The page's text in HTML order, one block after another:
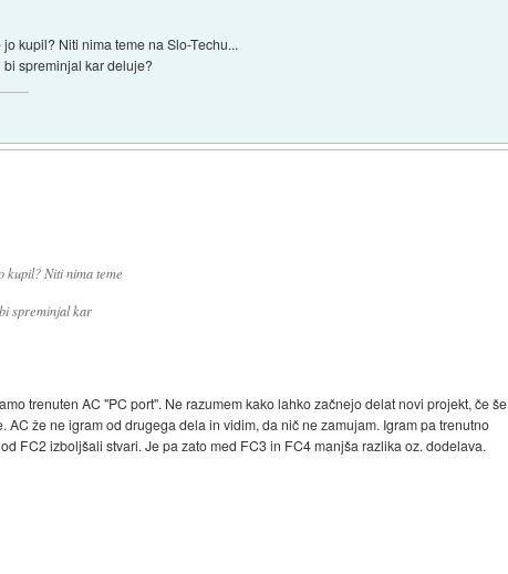
kupil? Niti nima teme na Slo-Techu...
spreminjal kar deluje?
kupil? Niti nima teme
spreminjal kar
trenuten AC "PC port". Ne razumem kako lahko začnejo delat novi projekt, če še
že ne igram od drugega dela in vidim, da nič ne zamujam. Igram pa trenutno
FC2 izboljšali stvari. Je pa zato med FC3 in FC4 manjša razlika oz. dodelava.